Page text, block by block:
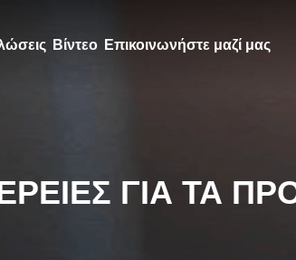
Βίντεο Επικοινωνήστε μαζί μας
ΓΙΑ ΤΑ